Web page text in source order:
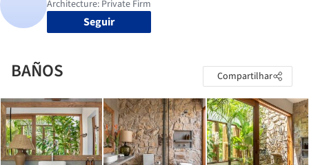
Seguir
BAÑOS Compartilhar